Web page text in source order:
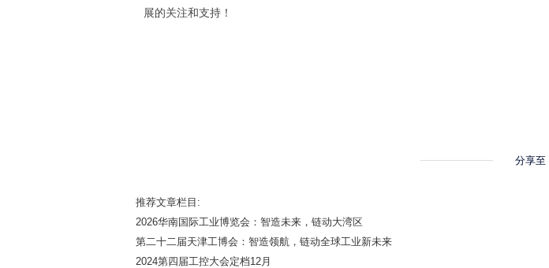
展的关注和支持！
分享至
推荐文章栏目:
2026华南国际工业博览会：智造未来，链动大湾区
第二十二届天津工博会：智造领航，链动全球工业新未来
2024第四届工控大会定档12月